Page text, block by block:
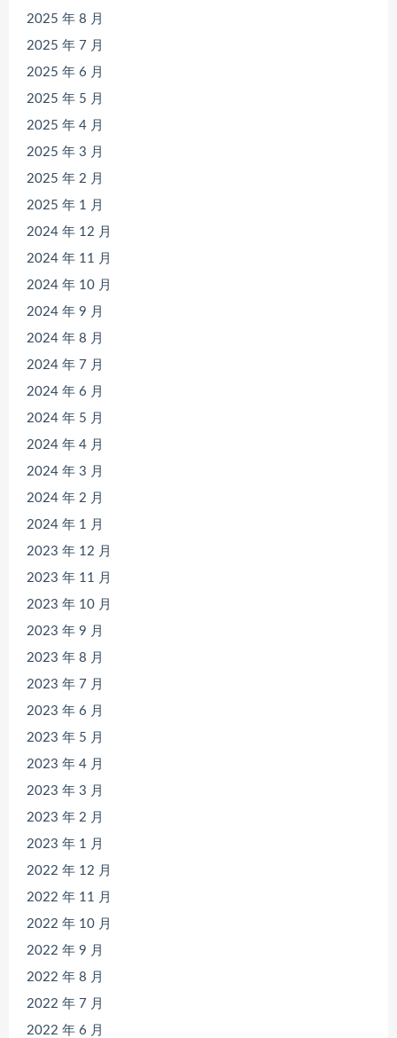
2025 年 8 月
2025 年 7 月
2025 年 6 月
2025 年 5 月
2025 年 4 月
2025 年 3 月
2025 年 2 月
2025 年 1 月
2024 年 12 月
2024 年 11 月
2024 年 10 月
2024 年 9 月
2024 年 8 月
2024 年 7 月
2024 年 6 月
2024 年 5 月
2024 年 4 月
2024 年 3 月
2024 年 2 月
2024 年 1 月
2023 年 12 月
2023 年 11 月
2023 年 10 月
2023 年 9 月
2023 年 8 月
2023 年 7 月
2023 年 6 月
2023 年 5 月
2023 年 4 月
2023 年 3 月
2023 年 2 月
2023 年 1 月
2022 年 12 月
2022 年 11 月
2022 年 10 月
2022 年 9 月
2022 年 8 月
2022 年 7 月
2022 年 6 月